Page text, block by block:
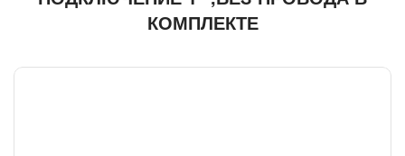
КОМПЛЕКТЕ